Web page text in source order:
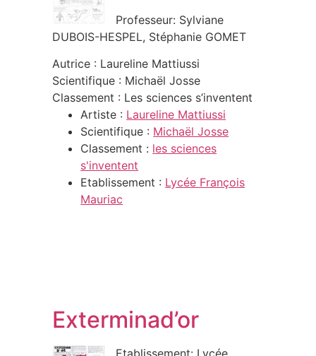
Professeur: Sylviane
DUBOIS-HESPEL, Stéphanie GOMET
Autrice : Laureline Mattiussi
Scientifique : Michaël Josse
Classement : Les sciences s’inventent
Artiste : Laureline Mattiussi
Scientifique : Michaël Josse
Classement : les sciences
s'inventent
Etablissement : Lycée François
Mauriac
Exterminad’or